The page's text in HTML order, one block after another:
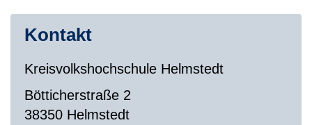
Kontakt
Kreisvolkshochschule Helmstedt
Bötticherstraße 2
38350 Helmstedt